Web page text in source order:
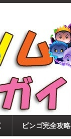
ガイド
クアップ・
ムツムを12
ビンゴ完全攻略